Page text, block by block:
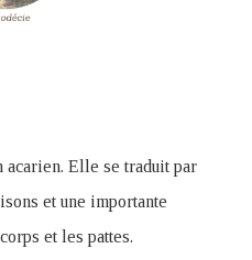
acarien. Elle se traduit par
et une importante
et les pattes.